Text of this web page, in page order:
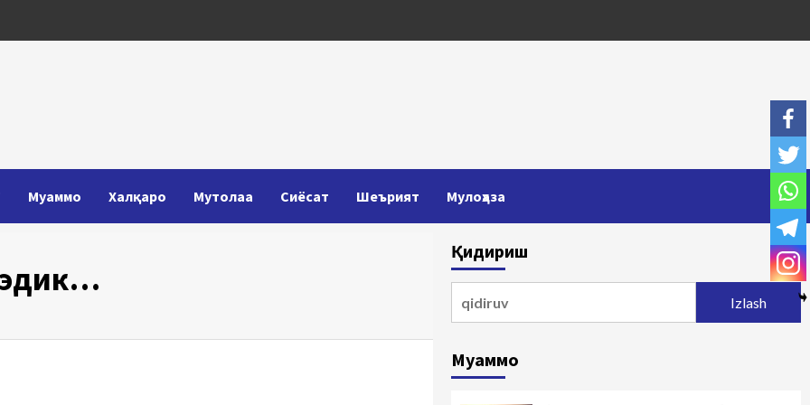
Муаммо Халқаро Мутолаа Сиёсат Шеърият Мулоҳаза
Қидириш
Муаммо